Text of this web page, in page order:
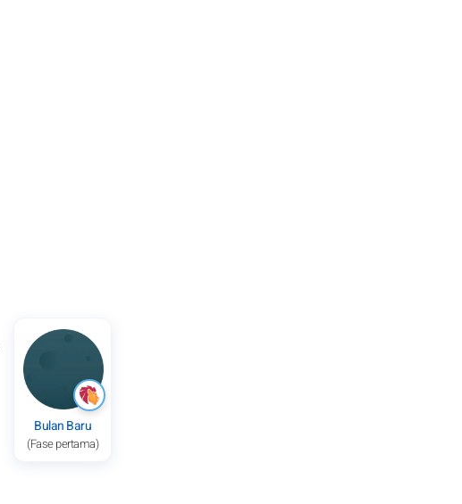
Bulan Baru
(Fase pertama)